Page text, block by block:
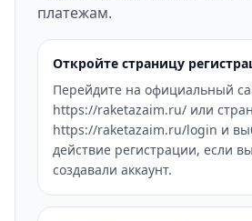
платежам.
Откройте страницу
Перейдите на официальный
https://raketazaim.ru/ или
https://raketazaim.ru/login и
действие регистрации, если
создавали аккаунт.